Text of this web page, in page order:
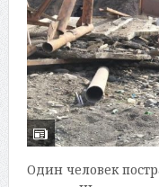
Один человек